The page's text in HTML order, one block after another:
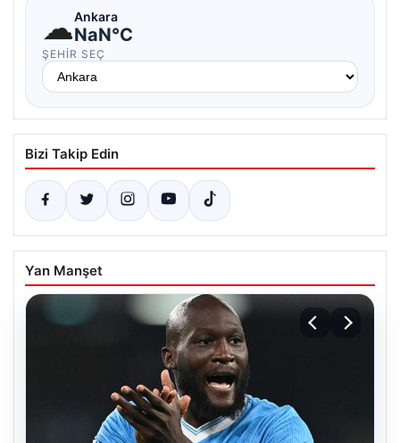
☁Ankara
NaN°C
ŞEHIR SEÇ
Bizi Takip Edin
Yan Manşet